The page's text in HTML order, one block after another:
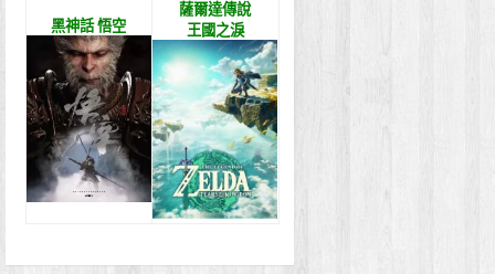
黑神話 悟空
薩爾達傳說
王國之淚